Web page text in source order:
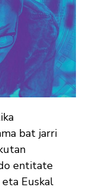
bat jarri
entitate
Euskal